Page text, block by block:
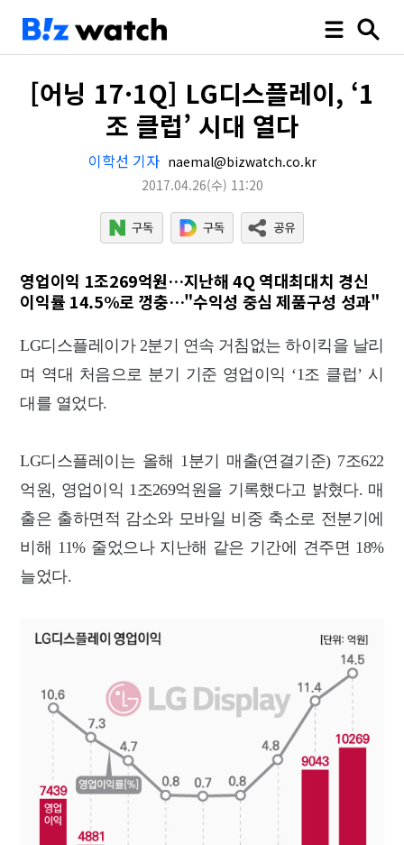
[어닝 17·1Q] LG디스플레이, ‘1
조 클럽’ 시대 열다
이학선 기자 naemal@bizwatch.co.kr
2017.04.26(수) 11:20
영업이익 1조269억원…지난해 4Q 역대최대치 경신
이익률 14.5%로 껑충…"수익성 중심 제품구성 성과"
LG디스플레이가 2분기 연속 거침없는 하이킥을 날리
며 역대 처음으로 분기 기준 영업이익 ‘1조 클럽’ 시
대를 열었다.
LG디스플레이는 올해 1분기 매출(연결기준) 7조622
억원, 영업이익 1조269억원을 기록했다고 밝혔다. 매
출은 출하면적 감소와 모바일 비중 축소로 전분기에
비해 11% 줄었으나 지난해 같은 기간에 견주면 18%
늘었다.